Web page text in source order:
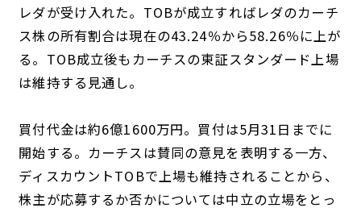
レダが受け入れた。TOBが成立すればレダのカーチ
ス株の所有割合は現在の43.24％から58.26％に上が
る。TOB成立後もカーチスの東証スタンダード上場
は維持する見通し。
買付代金は約6億1600万円。買付は5月31日までに
開始する。カーチスは賛同の意見を表明する一方、
ディスカウントTOBで上場も維持されることから、
株主が応募するか否かについては中立の立場をとっ